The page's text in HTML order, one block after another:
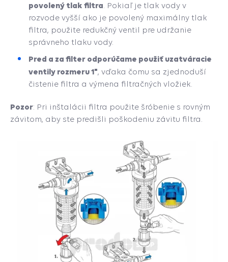
povolený tlak filtra . Pokiaľ je tlak vody v
rozvode vyšší ako je povolený maximálny tlak
filtra, použite redukčný ventil pre udržanie
správneho tlaku vody.
Pred a za filter odporúčame použiť uzatváracie
ventily rozmeru 1", vďaka čomu sa zjednoduší
čistenie filtra a výmena filtračných vložiek.
Pozor: Pri inštalácii filtra použite šróbenie s rovným
závitom, aby ste predišli poškodeniu závitu filtra.